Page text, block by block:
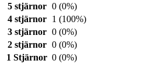
5 stjärnor 0 (0%)
4 stjärnor
1 (100%)
3 stjärnor 0 (0%)
2 stjärnor 0 (0%)
1 Stjärnor 0 (0%)